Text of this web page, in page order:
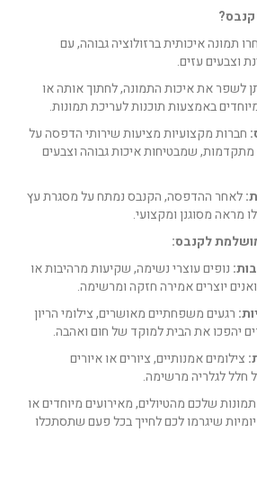
תמונה איכותית ברזולוציה גבוהה, עם
וצבעים עזים.
לשפר את איכות התמונה, לחתוך אותה או
באמצעות תוכנות לעריכת תמונות.
חברות מקצועיות מציעות שירותי הדפסה על
מתקדמות, שמבטיחות איכות גבוהה וצבעים
לאחר ההדפסה, הקנבס נמתח על מסגרת עץ
מראה מסוגנן ומקצועי.
לקנבס:
נופים עוצרי נשימה, שקיעות מרהיבות או
יוצרים אמירה חזקה ומרשימה.
רגעים משפחתיים מאושרים, צילומי הריון
יהפכו את הבית למוקד של חום ואהבה.
צילומים אמנותיים, ציורים או איורים
חלל לגלריה מרשימה.
תמונות שלכם מהטיולים, מאירועים מיוחדים או
שיגרמו לכם לחייך בכל פעם שתסתכלו